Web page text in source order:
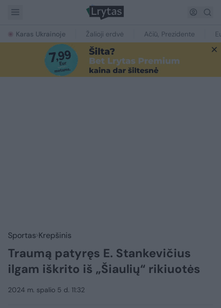
Karas Ukrainoje Žalioji erdvė Ačiū, Prezidente
Sportas Krepšinis
Traumą patyręs E. Stankevičius
ilgam iškrito iš „Šiaulių“ rikiuotės
2024 m. spalio 5 d. 11:32